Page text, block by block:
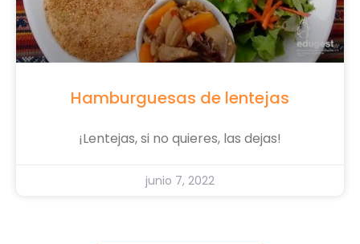
Hamburguesas de lentejas
¡Lentejas, si no quieres, las dejas!
junio 7, 2022